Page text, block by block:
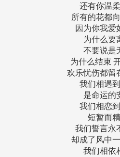
还有你温
所有的花都
因为你我爱
为什么要
不要说是
为什么结束
欢乐忧伤都留
我们相遇
是命运的
我们相恋
短暂而
我们誓言永
却成了风中
我们相依